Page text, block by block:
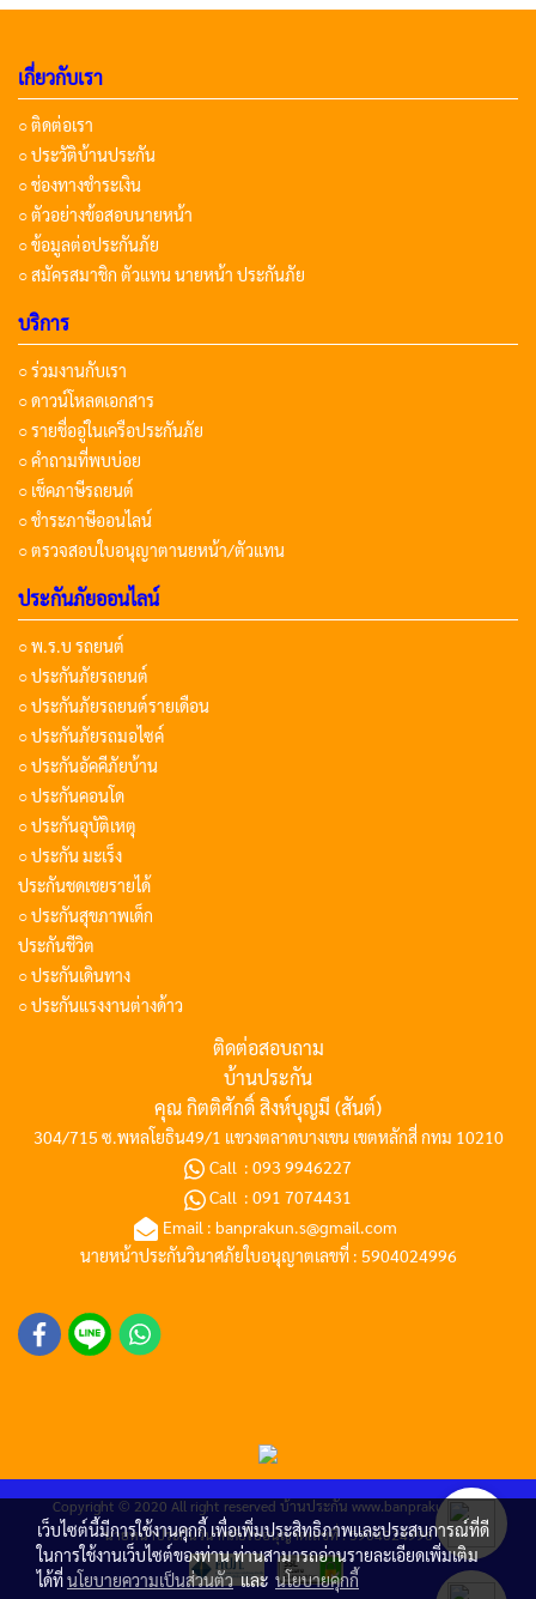
เกี่ยวกับเรา
○ ติดต่อเรา
○ ประวัติบ้านประกัน
○ ช่องทางชำระเงิน
○ ตัวอย่างข้อสอบนายหน้า
○ ข้อมูลต่อประกันภัย
○ สมัครสมาชิก ตัวแทน นายหน้า ประกันภัย
บริการ
○ ร่วมงานกับเรา
○ ดาวน์โหลดเอกสาร
○ รายชื่ออู่ในเครือประกันภัย
○ คำถามที่พบบ่อย
○ เช็คภาษีรถยนต์
○ ชำระภาษีออนไลน์
○ ตรวจสอบใบอนุญาตานยหน้า/ตัวแทน
ประกันภัยออนไลน์
○ พ.ร.บ รถยนต์
○ ประกันภัยรถยนต์
○ ประกันภัยรถยนต์รายเดือน
○ ประกันภัยรถมอไซค์
○ ประกันอัคคีภัยบ้าน
○ ประกันคอนโด
○ ประกันอุบัติเหตุ
○ ประกัน มะเร็ง
ประกันชดเชยรายได้
○ ประกันสุขภาพเด็ก
ประกันชีวิต
○ ประกันเดินทาง
○ ประกันแรงงานต่างด้าว
ติดต่อสอบถาม
บ้านประกัน
คุณ กิตติศักดิ์ สิงห์บุญมี (สันต์)
304/715 ซ.พหลโยธิน49/1 แขวงตลาดบางเขน เขตหลักสี่ กทม 10210
Call :093 9946227
Call : 091 7074431
Email : banprakun.s@gmail.com
นายหน้าประกันวินาศภัยใบอนุญาตเลขที่ : 5904024996
Copyright © 2020 All right reservedบ้านประกันwww.banprakun.com
นายหน้าประกันวินาศภัยใบอนุญาตเลขที่ : 5904024996
เว็บไซต์นี้มีการใช้งานคุกกี้ เพื่อเพิ่มประสิทธิภาพและประสบการณ์ที่ดี
ในการใช้งานเว็บไซต์ของท่าน ท่านสามารถอ่านรายละเอียดเพิ่มเติม
ได้ที่นโยบายความเป็นส่วนตัว และ นโยบายคุกกี้